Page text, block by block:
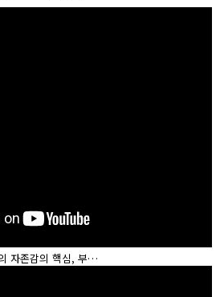
자존감의 핵심, 부…